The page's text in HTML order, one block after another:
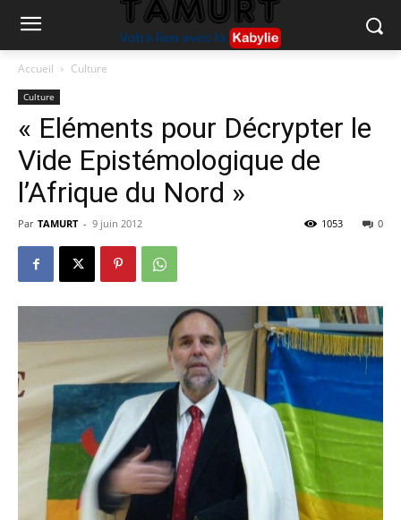
Accueil Culture
Culture
« Eléments pour Décrypter le
Vide Epistémologique de
l’Afrique du Nord »
Par TAMURT - 9 juin 2012 0
1053